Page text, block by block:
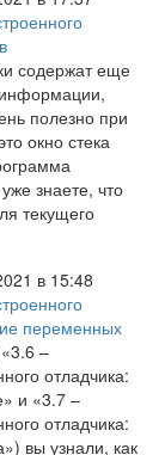
содержат еще
полезно при
окно стека
знаете, что
текущего
в 15:48
переменных
–
отладчика:
и «3.7 –
отладчика:
вы узнали, как